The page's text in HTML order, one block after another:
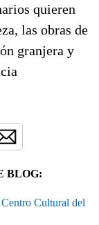
quieren
las obras de
granjera y
BLOG:
Cultural del